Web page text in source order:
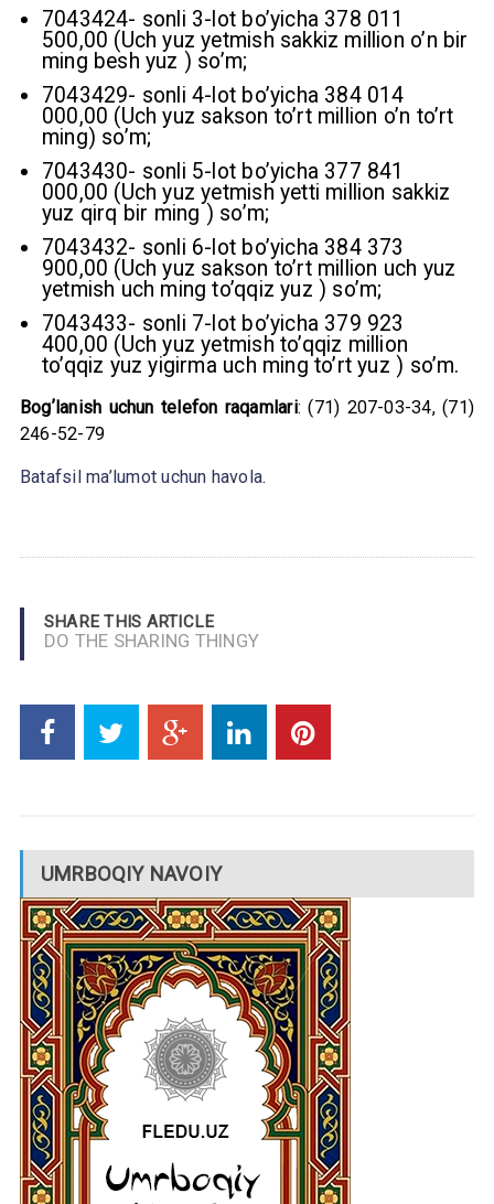
7043424- sonli 3-lot boʼyicha 378 011
500,00 (Uch yuz yetmish sakkiz million oʼn bir
ming besh yuz ) soʼm;
7043429- sonli 4-lot boʼyicha 384 014
000,00 (Uch yuz sakson toʼrt million oʼn toʼrt
ming) soʼm;
7043430- sonli 5-lot boʼyicha 377 841
000,00 (Uch yuz yetmish yetti million sakkiz
yuz qirq bir ming ) soʼm;
7043432- sonli 6-lot boʼyicha 384 373
900,00 (Uch yuz sakson toʼrt million uch yuz
yetmish uch ming toʼqqiz yuz ) soʼm;
7043433- sonli 7-lot boʼyicha 379 923
400,00 (Uch yuz yetmish toʼqqiz million
toʼqqiz yuz yigirma uch ming toʼrt yuz ) soʼm.
Bogʼlanish uchun telefon raqamlari: (71) 207-03-34, (71)
246-52-79
Batafsil ma’lumot uchun havola.
SHARE THIS ARTICLE
DO THE SHARING THINGY
UMRBOQIY NAVOIY